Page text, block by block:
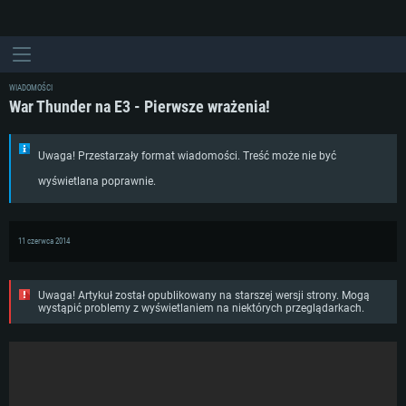
WIADOMOŚCI
War Thunder na E3 - Pierwsze wrażenia!
Uwaga! Przestarzały format wiadomości. Treść może nie być
wyświetlana poprawnie.
11 czerwca 2014
Uwaga! Artykuł został opublikowany na starszej wersji strony. Mogą
wystąpić problemy z wyświetlaniem na niektórych przeglądarkach.